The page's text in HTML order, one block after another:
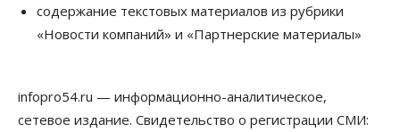
07 Августа 2026, 14:00
07 Августа 2026, 13:55
содержание текстовых материалов из рубрики
«Новости компаний» и «Партнерские материалы»
infopro54.ru — информационно-аналитическое,
сетевое издание. Свидетельство о регистрации СМИ: